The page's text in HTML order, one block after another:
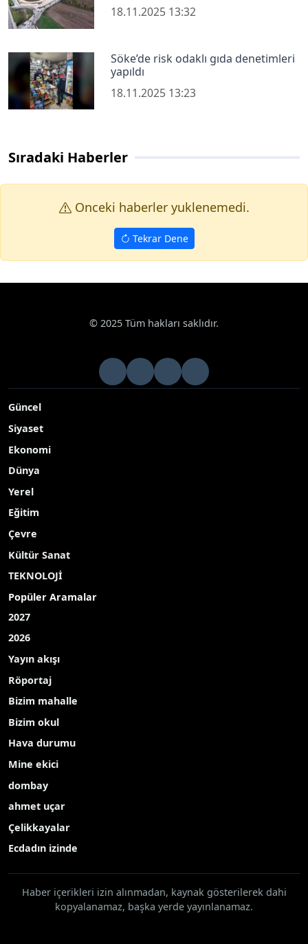
18.11.2025 13:32
Söke’de risk odaklı gıda denetimleri
yapıldı
18.11.2025 13:23
Sıradaki Haberler
Onceki haberler yuklenemedi.
Tekrar Dene
© 2025 Tüm hakları saklıdır.
Güncel
Siyaset
Ekonomi
Dünya
Yerel
Eğitim
Çevre
Kültür Sanat
TEKNOLOJİ
Popüler Aramalar
2027
2026
Yayın akışı
Röportaj
Bizim mahalle
Bizim okul
Hava durumu
Mine ekici
dombay
ahmet uçar
Çelikkayalar
Ecdadın izinde
Haber içerikleri izin alınmadan, kaynak gösterilerek dahi
kopyalanamaz, başka yerde yayınlanamaz.